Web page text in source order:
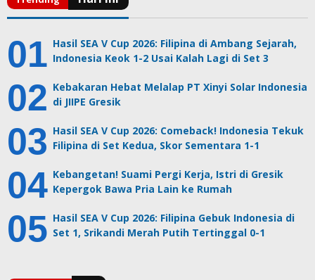
Hasil SEA V Cup 2026: Filipina di Ambang Sejarah,
Indonesia Keok 1-2 Usai Kalah Lagi di Set 3
Kebakaran Hebat Melalap PT Xinyi Solar Indonesia
di JIIPE Gresik
Hasil SEA V Cup 2026: Comeback! Indonesia Tekuk
Filipina di Set Kedua, Skor Sementara 1-1
Kebangetan! Suami Pergi Kerja, Istri di Gresik
Kepergok Bawa Pria Lain ke Rumah
Hasil SEA V Cup 2026: Filipina Gebuk Indonesia di
Set 1, Srikandi Merah Putih Tertinggal 0-1